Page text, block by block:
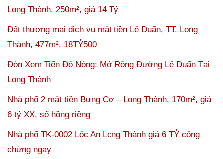
Long Thành, 250m², giá 14 Tỷ
Đất thương mại dịch vụ mặt tiền Lê Duẩn, TT. Long
Thành, 477m², 18TỶ500
Đón Xem Tiến Độ Nóng: Mở Rộng Đường Lê Duẩn Tại
Long Thành
Nhà phố 2 mặt tiền Bưng Cơ – Long Thành, 170m², giá
6 tỷ XX, sổ hồng riêng
Nhà phố TK-0002 Lộc An Long Thành giá 6 TỶ công
chứng ngay